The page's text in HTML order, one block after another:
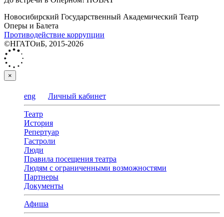
Новосибирский Государственный Академический Театр
Оперы и Балета
Противодействие коррупции
©НГАТОиБ, 2015-2026
×
eng Личный кабинет
Театр
История
Репертуар
Гастроли
Люди
Правила посещения театра
Людям с ограниченными возможностями
Партнеры
Документы
Афиша